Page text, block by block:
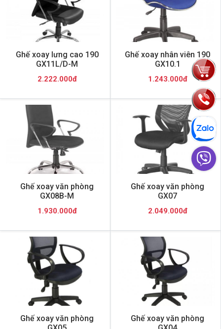
Ghế xoay lưng cao 190
GX11L/D-M
2.222.000đ
Ghế xoay nhân viên 190
GX10.1
1.243.000đ
Ghế xoay văn phòng
GX08B-M
1.930.000đ
Ghế xoay văn phòng
GX07
2.049.000đ
Ghế xoay văn phòng
Ghế xoay văn phòng